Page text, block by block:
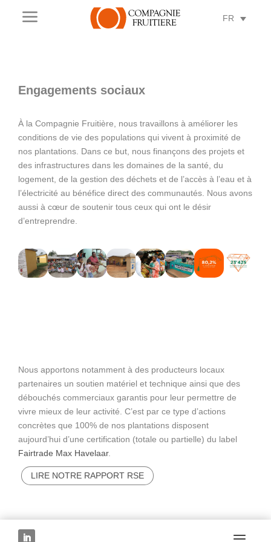
a FR
Engagements sociaux
À la Compagnie Fruitière, nous travaillons à améliorer les
conditions de vie des populations qui vivent à proximité de
nos plantations. Dans ce but, nous finançons des projets et
des infrastructures dans les domaines de la santé, du
logement, de la gestion des déchets et de l’accès à l’eau et à
l’électricité au bénéfice direct des communautés. Nous avons
aussi à cœur de soutenir tous ceux qui ont le désir
d’entreprendre.
Nous apportons notamment à des producteurs locaux
partenaires un soutien matériel et technique ainsi que des
débouchés commerciaux garantis pour leur permettre de
vivre mieux de leur activité. C’est par ce type d’actions
concrètes que 100% de nos plantations disposent
aujourd’hui d’une certification (totale ou partielle) du label
Fairtrade Max Havelaar.
LIRE NOTRE RAPPORT RSE